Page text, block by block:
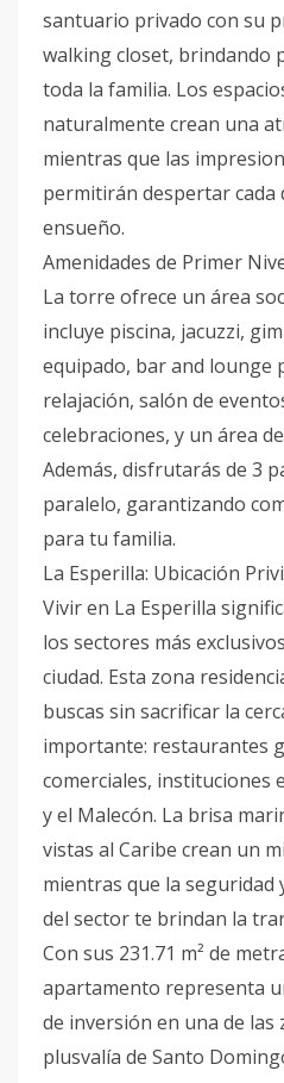
santuario privado con su
walking closet, brindando
toda la familia. Los
naturalmente crean una
mientras que las
permitirán despertar cada
ensueño.
Amenidades de Primer
La torre ofrece un área
incluye piscina, jacuzzi,
equipado, bar and lounge
relajación, salón de
celebraciones, y un área
Además, disfrutarás de 3
paralelo, garantizando
para tu familia.
La Esperilla: Ubicación
Vivir en La Esperilla
los sectores más
ciudad. Esta zona
buscas sin sacrificar la
importante: restaurantes
comerciales, instituciones
y el Malecón. La brisa
vistas al Caribe crean un
mientras que la
del sector te brindan la
Con sus 231.71 m² de
apartamento representa
de inversión en una de las
plusvalía de Santo